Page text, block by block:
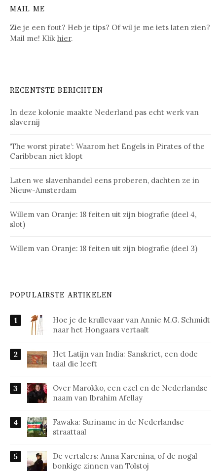
MAIL ME
Zie je een fout? Heb je tips? Of wil je me iets laten zien?
Mail me! Klik hier.
RECENTSTE BERICHTEN
In deze kolonie maakte Nederland pas echt werk van
slavernij
‘The worst pirate’: Waarom het Engels in Pirates of the
Caribbean niet klopt
Laten we slavenhandel eens proberen, dachten ze in
Nieuw-Amsterdam
Willem van Oranje: 18 feiten uit zijn biografie (deel 4,
slot)
Willem van Oranje: 18 feiten uit zijn biografie (deel 3)
POPULAIRSTE ARTIKELEN
Hoe je de krullevaar van Annie M.G. Schmidt
naar het Hongaars vertaalt
Het Latijn van India: Sanskriet, een dode
taal die leeft
Over Marokko, een ezel en de Nederlandse
naam van Ibrahim Afellay
Fawaka: Suriname in de Nederlandse
straattaal
De vertalers: Anna Karenina, of de nogal
bonkige zinnen van Tolstoj